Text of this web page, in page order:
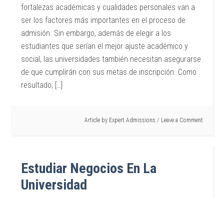
fortalezas académicas y cualidades personales van a
ser los factores más importantes en el proceso de
admisión. Sin embargo, además de elegir a los
estudiantes que serían el mejor ajuste académico y
social, las universidades también necesitan asegurarse
de que cumplirán con sus metas de inscripción. Como
resultado, […]
Article by Expert Admissions Leave a Comment
Estudiar Negocios En La
Universidad